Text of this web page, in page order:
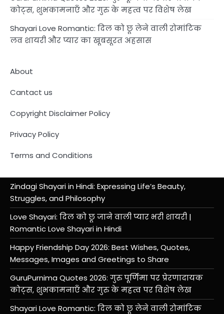
कोट्स, शुभकामनाएँ और गुरु के महत्व पर विशेष लेख
Shayari Love Romantic: दिल को छू लेने वाली रोमांटिक
लव शायरी और प्यार का खूबसूरत अहसास
About
Cantact us
Copyright Disclaimer Policy
Privacy Policy
Terms and Conditions
Zindagi Shayari in Hindi: Expressing Life’s Beauty,
Struggles, and Philosophy
Love Shayari: दिल को छू जाने वाली प्यार भरी शायरी |
Romantic Love Shayari in Hindi
Happy Friendship Day 2026: Best Wishes, Quotes,
Messages, Images and Greetings to Share
GuruPurnima Quotes 2026: गुरु पूर्णिमा पर प्रेरणादायक
कोट्स, शुभकामनाएँ और गुरु के महत्व पर विशेष लेख
Shayari Love Romantic: दिल को छू लेने वाली रोमांटिक